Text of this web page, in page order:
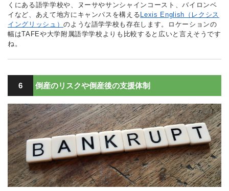
くにある語学学校や、ヌーサやサンシャインコースト、バイロンベ
イなど、あえて地方にキャンパスを構えるLexis English（レクシス
イングリッシュ）のような語学学校も存在します。ロケーションの
幅はTAFEや大学附属語学学校よりも比較すると広いと言えそうです
ね。
6 倒産のリスクや倒産後の支援体制